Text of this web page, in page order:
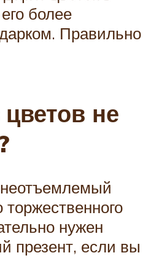
более
Правильно
не
неотъемлемый
нужен
презент, если вы